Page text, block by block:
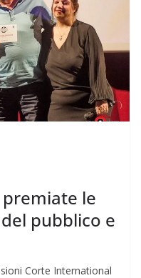
le
pubblico e
Corte International